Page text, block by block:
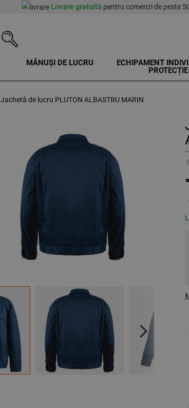
Livrare gratuită pentru comenzi de peste
MĂNUȘI DE LUCRU
ECHIPAMENT
PROTECȚIE
Jachetă de lucru PLUTON ALBASTRU MARIN
Next